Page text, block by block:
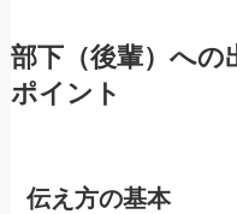
部下（後輩）への
ポイント
伝え方の基本